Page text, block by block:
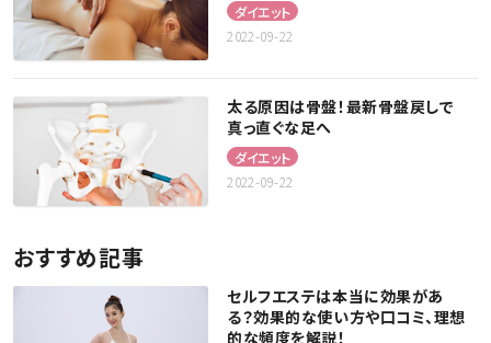
ダイエット
2022-09-22
太る原因は骨盤！最新骨盤戻しで
真っ直ぐな足へ
ダイエット
2022-09-22
おすすめ記事
セルフエステは本当に効果があ
る？効果的な使い方や口コミ、理想
的な頻度を解説！